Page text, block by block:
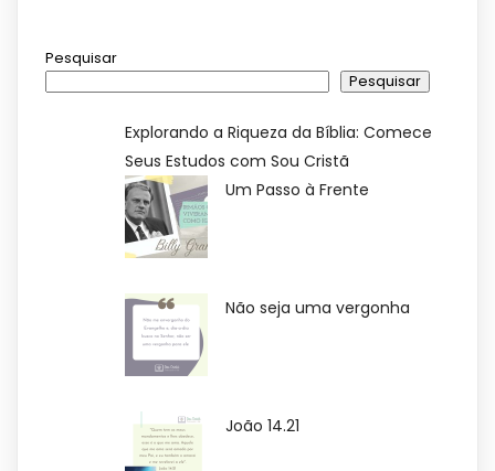
Pesquisar
Pesquisar
Explorando a Riqueza da Bíblia: Comece
Seus Estudos com Sou Cristã
Um Passo à Frente
Não seja uma vergonha
João 14.21